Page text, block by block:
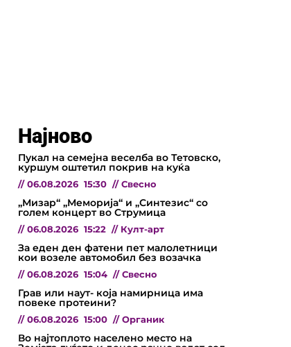
Најново
Пукал на семејна веселба во Тетовско,
куршум оштетил покрив на куќа
// 06.08.2026 15:30 // Свесно
„Мизар“ „Меморија“ и „Синтезис“ со
голем концерт во Струмица
// 06.08.2026 15:22 // Култ-арт
За еден ден фатени пет малолетници
кои возеле автомобил без возачка
// 06.08.2026 15:04 // Свесно
Грав или наут- која намирница има
повеке протеини?
// 06.08.2026 15:00 // Органик
Во најтоплото населено место на